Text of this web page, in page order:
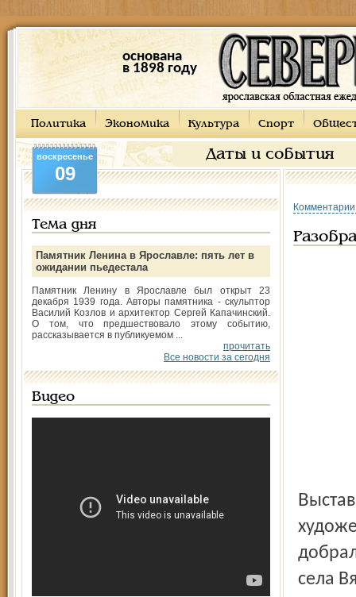
основана
в 1898 году
Политика Экономика Культура Спорт
Даты и события
воскресенье
09
Тема дня
Памятник Ленина в Ярославле: пять лет в
ожидании пьедестала
Памятник Ленину в Ярославле был открыт 23
декабря 1939 года. Авторы памятника - скульптор
Василий Козлов и архитектор Сергей Капачинский.
О том, что предшествовало этому событию,
рассказывается в публикуемом ...
прочитать
Все новости за сегодня
Видео
Выставка успешно демонстрировалась в Ярославском
села